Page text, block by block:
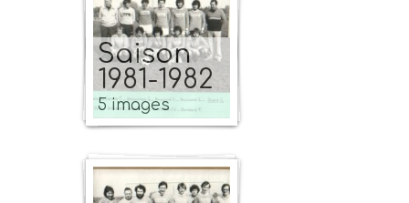
Saison
1981-1982
5 images